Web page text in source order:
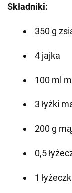
Składniki:
350 g
4 jajka
100 ml
3 łyżki
200 g
0,5
1